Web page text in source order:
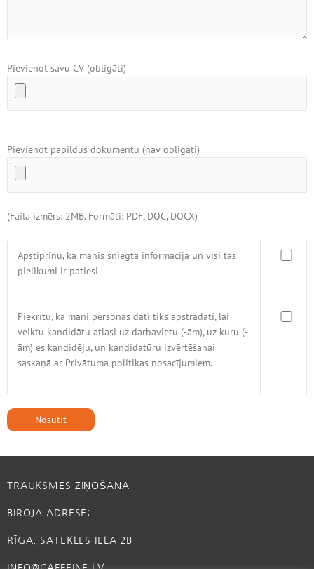
Pievienot savu CV (obligāti)
Pievienot papildus dokumentu (nav obligāti)
(Faila izmērs: 2MB. Formāti: PDF, DOC, DOCX)
Apstiprinu, ka manis sniegtā informācija un visi tās
pielikumi ir patiesi
Piekrītu, ka mani personas dati tiks apstrādāti, lai
veiktu kandidātu atlasi uz darbavietu (-ām), uz kuru (-
ām) es kandidēju, un kandidatūru izvērtēšanai
saskaņā ar Privātuma politikas nosacījumiem.
TRAUKSMES ZIŅOŠANA
BIROJA ADRESE:
RĪGA, SATEKLES IELA 2B